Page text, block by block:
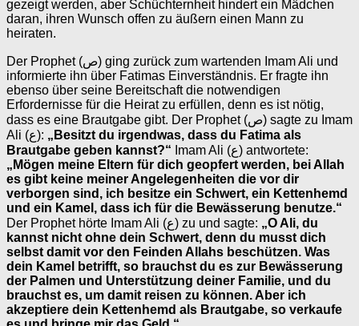
gezeigt werden, aber Schüchternheit hindert ein Mädchen
daran, ihren Wunsch offen zu äußern einen Mann zu
heiraten.
Der Prophet (ص) ging zurück zum wartenden Imam Ali und
informierte ihn über Fatimas Einverständnis. Er fragte ihn
ebenso über seine Bereitschaft die notwendigen
Erfordernisse für die Heirat zu erfüllen, denn es ist nötig,
dass es eine Brautgabe gibt. Der Prophet (ص) sagte zu Imam
Ali (ع): „Besitzt du irgendwas, dass du Fatima als
Brautgabe geben kannst?“
Imam Ali (ع) antwortete:
„Mögen meine Eltern für dich geopfert werden, bei Allah
es gibt keine meiner Angelegenheiten die vor dir
verborgen sind, ich besitze ein Schwert, ein Kettenhemd
und ein Kamel, dass ich für die Bewässerung benutze.“
Der Prophet hörte Imam Ali (ع) zu und sagte: „O Ali, du
kannst nicht ohne dein Schwert, denn du musst dich
selbst damit vor den Feinden Allahs beschützen. Was
dein Kamel betrifft, so brauchst du es zur Bewässerung
der Palmen und Unterstützung deiner Familie, und du
brauchst es, um damit reisen zu können. Aber ich
akzeptiere dein Kettenhemd als Brautgabe, so verkaufe